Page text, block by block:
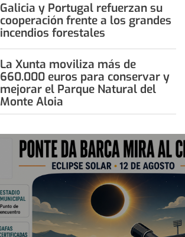
Galicia y Portugal refuerzan su
cooperación frente a los grandes
incendios forestales
La Xunta moviliza más de
660.000 euros para conservar y
mejorar el Parque Natural del
Monte Aloia